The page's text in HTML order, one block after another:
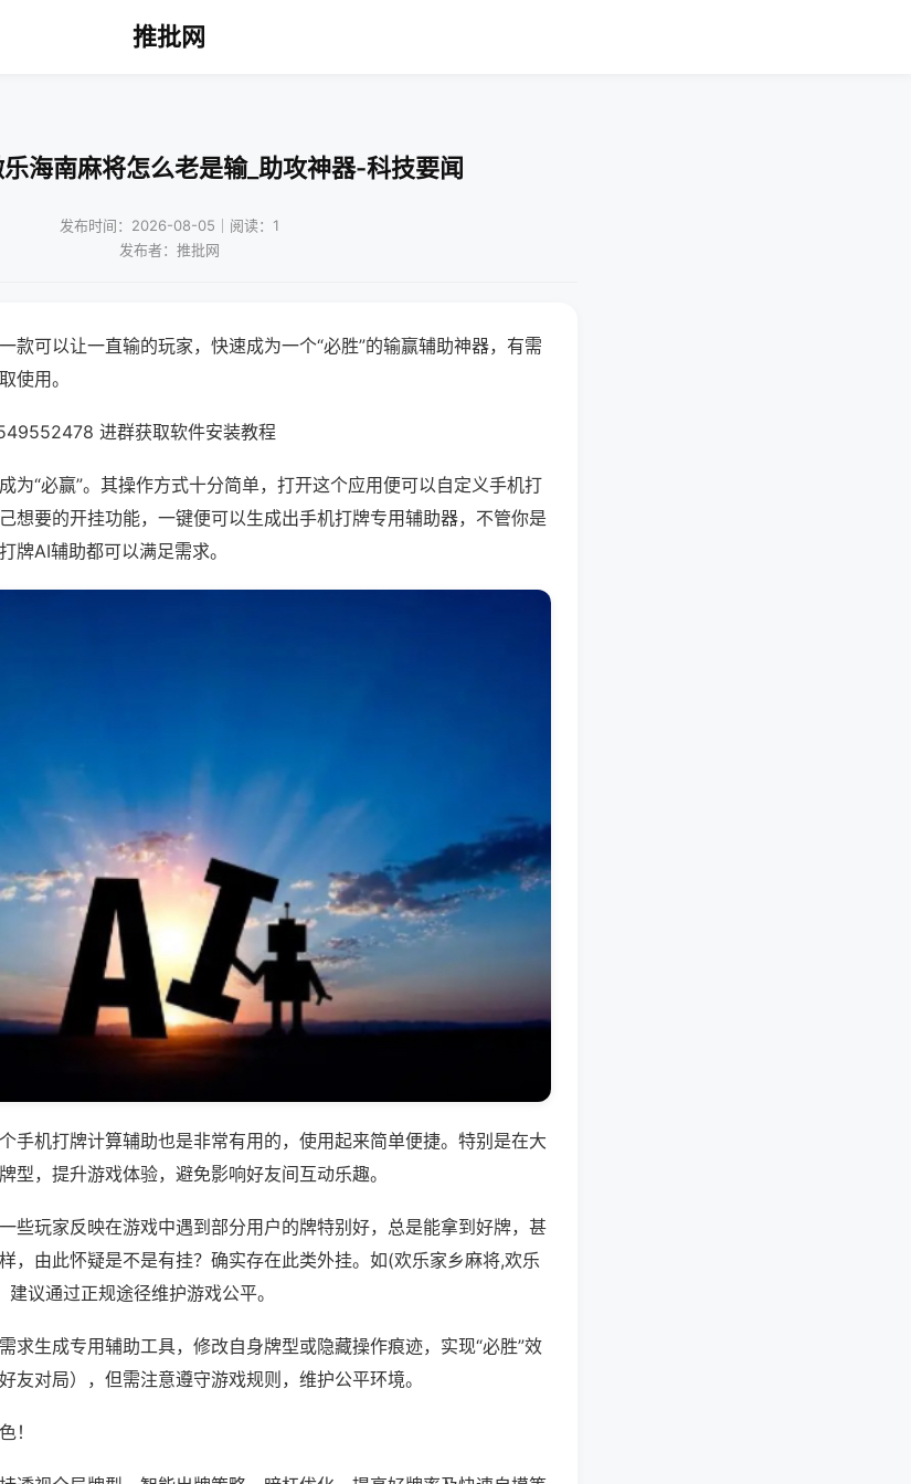
推批网
海南麻将怎么老是输_助攻神器-科技要闻
发布时间：2026-08-05｜阅读：1
发布者：推批网
款可以让一直输的玩家，快速成为一个“必胜”的输赢辅助神器，有需
使用。
进群获取软件安装教程
为“必赢”。其操作方式十分简单，打开这个应用便可以自定义手机打
想要的开挂功能，一键便可以生成出手机打牌专用辅助器，不管你是
牌AI辅助都可以满足需求。
手机打牌计算辅助也是非常有用的，使用起来简单便捷。特别是在大
型，提升游戏体验，避免影响好友间互动乐趣。
些玩家反映在游戏中遇到部分用户的牌特别好，总是能拿到好牌，甚
，由此怀疑是不是有挂？确实存在此类外挂。如(欢乐家乡麻将,欢乐
议通过正规途径维护游戏公平。
求生成专用辅助工具，修改自身牌型或隐藏操作痕迹，实现“必胜”效
友对局），但需注意遵守游戏规则，维护公平环境。
！